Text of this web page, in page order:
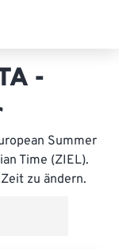
-
Summer
Time (ZIEL).
zu ändern.